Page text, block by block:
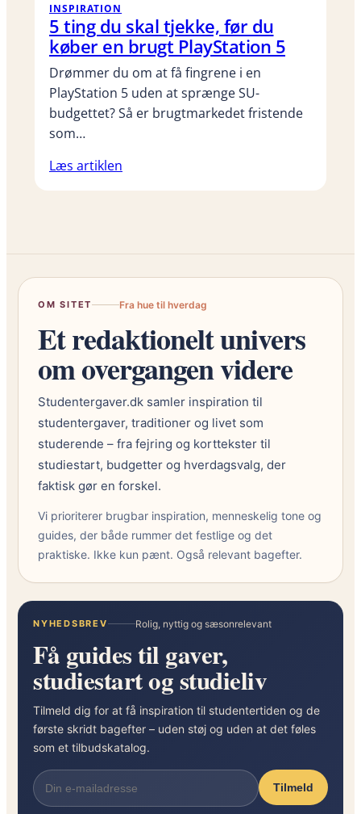
INSPIRATION
5 ting du skal tjekke, før du
køber en brugt PlayStation 5
Drømmer du om at få fingrene i en
PlayStation 5 uden at sprænge SU-
budgettet? Så er brugtmarkedet fristende
som…
Læs artiklen
OM SITET Fra hue til hverdag
Et redaktionelt univers
om overgangen videre
Studentergaver.dk samler inspiration til
studentergaver, traditioner og livet som
studerende – fra fejring og korttekster til
studiestart, budgetter og hverdagsvalg, der
faktisk gør en forskel.
Vi prioriterer brugbar inspiration, menneskelig tone og
guides, der både rummer det festlige og det
praktiske. Ikke kun pænt. Også relevant bagefter.
NYHEDSBREV Rolig, nyttig og sæsonrelevant
Få guides til gaver,
studiestart og studieliv
Tilmeld dig for at få inspiration til studentertiden og de
første skridt bagefter – uden støj og uden at det føles
som et tilbudskatalog.
Tilmeld